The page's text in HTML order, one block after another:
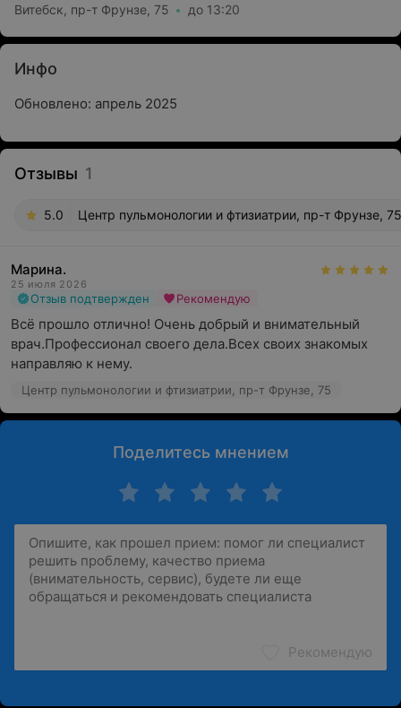
Витебск, пр-т Фрунзе, 75 до 13:20
Инфо
Обновлено: апрель 2025
Отзывы 1
5.0 Центр пульмонологии и фтизиатрии, пр-т Фрунзе, 75
Марина.
25 июля 2026
Отзыв подтвержден Рекомендую
Всё прошло отлично! Очень добрый и внимательный
врач.Профессионал своего дела.Всех своих знакомых
направляю к нему.
Центр пульмонологии и фтизиатрии, пр-т Фрунзе, 75
Поделитесь мнением
Рекомендую